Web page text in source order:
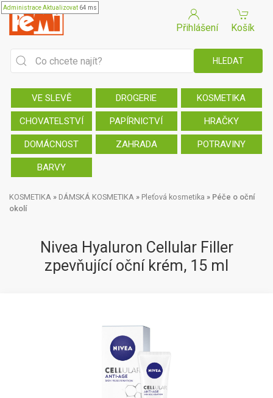
AdministraceAktualizovat 64 ms
Přihlášení Košík
VE SLEVĚ DROGERIE KOSMETIKA
CHOVATELSTVÍ PAPÍRNICTVÍ HRAČKY
DOMÁCNOST ZAHRADA POTRAVINY
BARVY
KOSMETIKA » DÁMSKÁ KOSMETIKA » Pleťová kosmetika » Péče o oční
okolí
Nivea Hyaluron Cellular Filler
zpevňující oční krém, 15 ml